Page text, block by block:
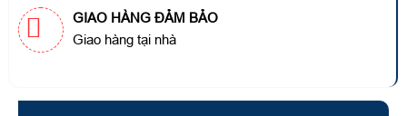
GIAO HÀNG ĐẢM BẢO
Giao hàng tại nhà